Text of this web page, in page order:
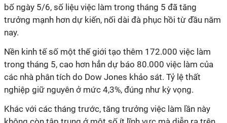
bố ngày 5/6, số liệu việc làm trong tháng 5 đã tăng
trưởng mạnh hơn dự kiến, nối dài đà phục hồi từ đầu năm
nay.
Nền kinh tế số một thế giới tạo thêm 172.000 việc làm
trong tháng 5, cao hơn hẳn dự báo 80.000 việc làm của
các nhà phân tích do Dow Jones khảo sát. Tỷ lệ thất
nghiệp giữ nguyên ở mức 4,3%, đúng như kỳ vọng.
Khác với các tháng trước, tăng trưởng việc làm lần này